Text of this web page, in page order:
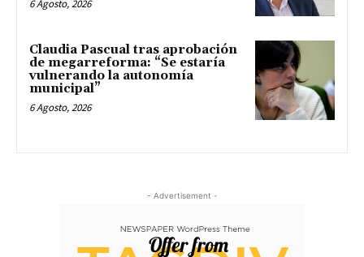
6 Agosto, 2026
Claudia Pascual tras aprobación
de megarreforma: “Se estaría
vulnerando la autonomía
municipal”
6 Agosto, 2026
- Advertisement -